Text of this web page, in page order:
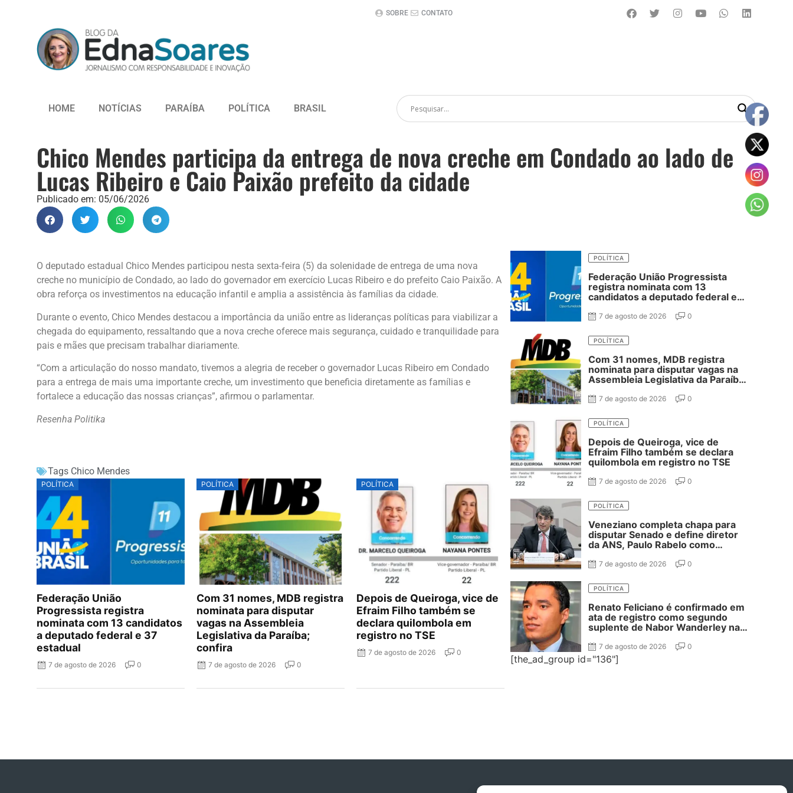
SOBRE CONTATO
HOME NOTÍCIAS PARAÍBA POLÍTICA BRASIL
Chico Mendes participa da entrega de nova creche em Condado ao lado de
Lucas Ribeiro e Caio Paixão prefeito da cidade
Publicado em: 05/06/2026
O deputado estadual Chico Mendes participou nesta sexta-feira (5) da solenidade de entrega de uma nova
creche no município de Condado, ao lado do governador em exercício Lucas Ribeiro e do prefeito Caio Paixão. A
obra reforça os investimentos na educação infantil e amplia a assistência às famílias da cidade.
Durante o evento, Chico Mendes destacou a importância da união entre as lideranças políticas para viabilizar a
chegada do equipamento, ressaltando que a nova creche oferece mais segurança, cuidado e tranquilidade para
pais e mães que precisam trabalhar diariamente.
“Com a articulação do nosso mandato, tivemos a alegria de receber o governador Lucas Ribeiro em Condado
para a entrega de mais uma importante creche, um investimento que beneficia diretamente as famílias e
fortalece a educação das nossas crianças”, afirmou o parlamentar.
Resenha Politika
Tags Chico Mendes
POLÍTICA
Federação União
Progressista registra
nominata com 13 candidatos
a deputado federal e 37
estadual
7 de agosto de 2026 0
POLÍTICA
Com 31 nomes, MDB registra
nominata para disputar
vagas na Assembleia
Legislativa da Paraíba;
confira
7 de agosto de 2026 0
POLÍTICA
Depois de Queiroga, vice de
Efraim Filho também se
declara quilombola em
registro no TSE
7 de agosto de 2026 0
POLÍTICA
Federação União Progressista
registra nominata com 13
candidatos a deputado federal e
7 de agosto de 2026 0
POLÍTICA
Com 31 nomes, MDB registra
nominata para disputar vagas na
Assembleia Legislativa da Paraíba;
7 de agosto de 2026 0
POLÍTICA
Depois de Queiroga, vice de
Efraim Filho também se declara
quilombola em registro no TSE
7 de agosto de 2026 0
POLÍTICA
Veneziano completa chapa para
disputar Senado e define diretor
da ANS, Paulo Rabelo como
7 de agosto de 2026 0
POLÍTICA
Renato Feliciano é confirmado em
ata de registro como segundo
suplente de Nabor Wanderley na
7 de agosto de 2026 0
[the_ad_group id="136"]